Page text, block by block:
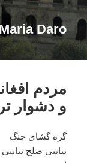
Daro
مردم
و دشوار
گره گشای جنگ
نیابتی صلح نیابتی